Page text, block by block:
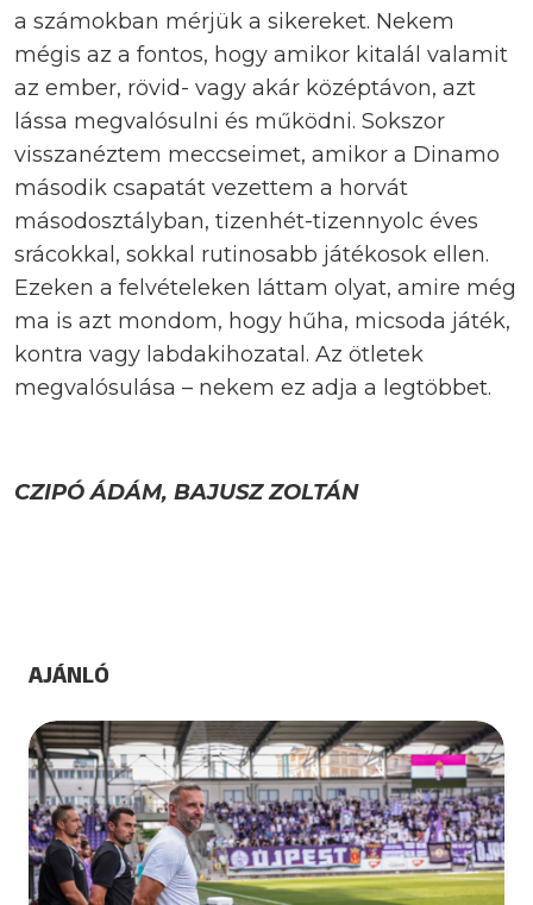
a számokban mérjük a sikereket. Nekem
mégis az a fontos, hogy amikor kitalál valamit
az ember, rövid- vagy akár középtávon, azt
lássa megvalósulni és működni. Sokszor
visszanéztem meccseimet, amikor a Dinamo
második csapatát vezettem a horvát
másodosztályban, tizenhét-tizennyolc éves
srácokkal, sokkal rutinosabb játékosok ellen.
Ezeken a felvételeken láttam olyat, amire még
ma is azt mondom, hogy hűha, micsoda játék,
kontra vagy labdakihozatal. Az ötletek
megvalósulása – nekem ez adja a legtöbbet.
CZIPÓ ÁDÁM, BAJUSZ ZOLTÁN
AJÁNLÓ